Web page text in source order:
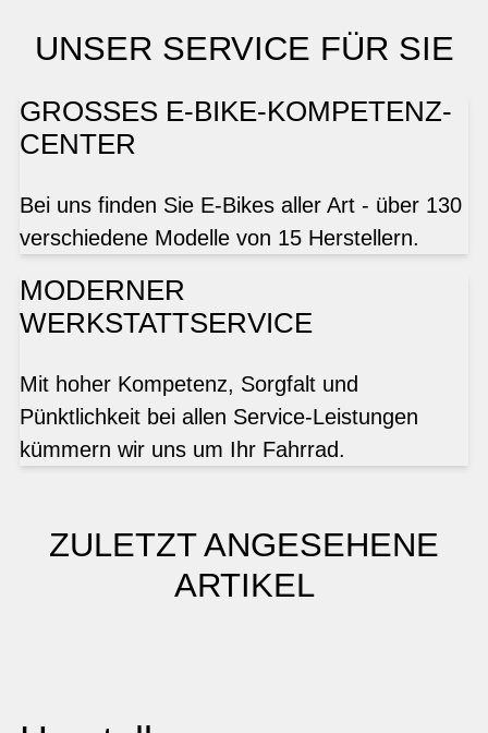
UNSER SERVICE FÜR SIE
GROSSES E-BIKE-KOMPETENZ-
CENTER
Bei uns finden Sie E-Bikes aller Art - über 130
verschiedene Modelle von 15 Herstellern.
MODERNER
WERKSTATTSERVICE
Mit hoher Kompetenz, Sorgfalt und
Pünktlichkeit bei allen Service-Leistungen
kümmern wir uns um Ihr Fahrrad.
ZULETZT ANGESEHENE
ARTIKEL